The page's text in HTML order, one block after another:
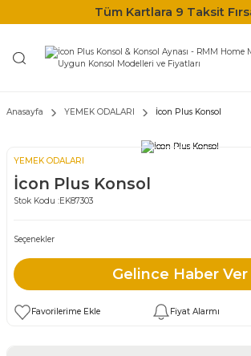
Tüm Kartlara 9 Taksit
Anasayfa YEMEK ODALARI İcon Plus Konsol
YEMEK ODALARI
İcon Plus Konsol
Stok Kodu :EK87303
Seçenekler
Gelince Haber Ver
Fiyat Alarmı